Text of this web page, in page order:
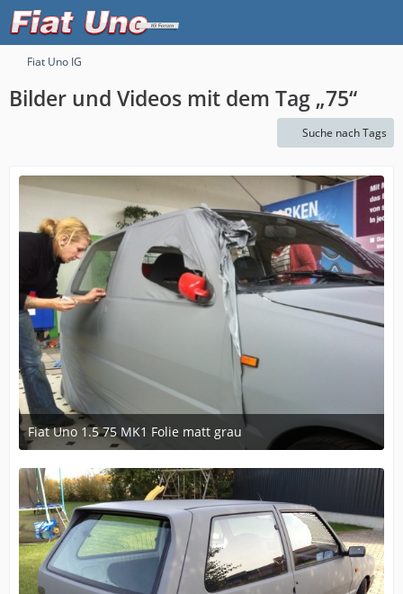
Fiat Uno IG
Bilder und Videos mit dem Tag „75“
Suche nach Tags
Fiat Uno 1.5 75 MK1 Folie matt grau
9. November 2012 um 09:50